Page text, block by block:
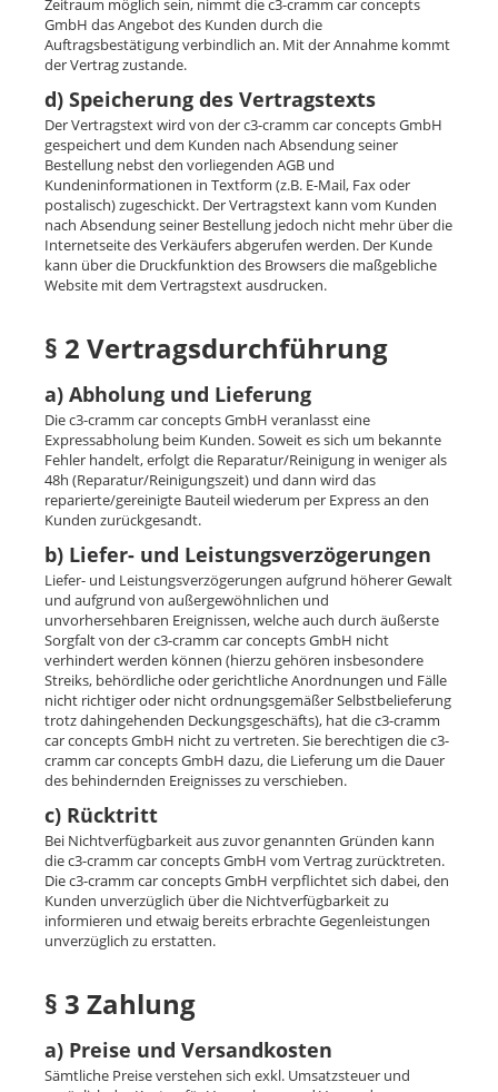
Zeitraum möglich sein, nimmt die c3-cramm car concepts
GmbH das Angebot des Kunden durch die
Auftragsbestätigung verbindlich an. Mit der Annahme kommt
der Vertrag zustande.
d) Speicherung des Vertragstexts
Der Vertragstext wird von der c3-cramm car concepts GmbH
gespeichert und dem Kunden nach Absendung seiner
Bestellung nebst den vorliegenden AGB und
Kundeninformationen in Textform (z.B. E-Mail, Fax oder
postalisch) zugeschickt. Der Vertragstext kann vom Kunden
nach Absendung seiner Bestellung jedoch nicht mehr über die
Internetseite des Verkäufers abgerufen werden. Der Kunde
kann über die Druckfunktion des Browsers die maßgebliche
Website mit dem Vertragstext ausdrucken.
§ 2 Vertragsdurchführung
a) Abholung und Lieferung
Die c3-cramm car concepts GmbH veranlasst eine
Expressabholung beim Kunden. Soweit es sich um bekannte
Fehler handelt, erfolgt die Reparatur/Reinigung in weniger als
48h (Reparatur/Reinigungszeit) und dann wird das
reparierte/gereinigte Bauteil wiederum per Express an den
Kunden zurückgesandt.
b) Liefer- und Leistungsverzögerungen
Liefer- und Leistungsverzögerungen aufgrund höherer Gewalt
und aufgrund von außergewöhnlichen und
unvorhersehbaren Ereignissen, welche auch durch äußerste
Sorgfalt von der c3-cramm car concepts GmbH nicht
verhindert werden können (hierzu gehören insbesondere
Streiks, behördliche oder gerichtliche Anordnungen und Fälle
nicht richtiger oder nicht ordnungsgemäßer Selbstbelieferung
trotz dahingehenden Deckungsgeschäfts), hat die c3-cramm
car concepts GmbH nicht zu vertreten. Sie berechtigen die c3-
cramm car concepts GmbH dazu, die Lieferung um die Dauer
des behindernden Ereignisses zu verschieben.
c) Rücktritt
Bei Nichtverfügbarkeit aus zuvor genannten Gründen kann
die c3-cramm car concepts GmbH vom Vertrag zurücktreten.
Die c3-cramm car concepts GmbH verpflichtet sich dabei, den
Kunden unverzüglich über die Nichtverfügbarkeit zu
informieren und etwaig bereits erbrachte Gegenleistungen
unverzüglich zu erstatten.
§ 3 Zahlung
a) Preise und Versandkosten
Sämtliche Preise verstehen sich exkl. Umsatzsteuer und